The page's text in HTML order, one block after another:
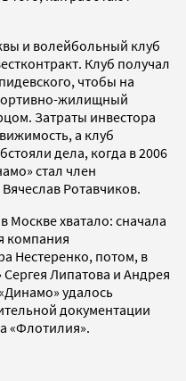
и волейбольный клуб
Клуб получал
чтобы на
жилищный
Затраты инвестора
а клуб
дела, когда в 2006
стал член
Ротавчиков.
хватало: сначала
компания
Нестеренко, потом, в
Липатова и Андрея
удалось
документации
«Флотилия».